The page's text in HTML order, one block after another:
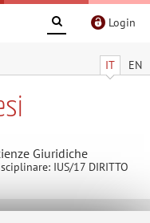
Login
IT EN
Giuridiche
IUS/17 DIRITTO